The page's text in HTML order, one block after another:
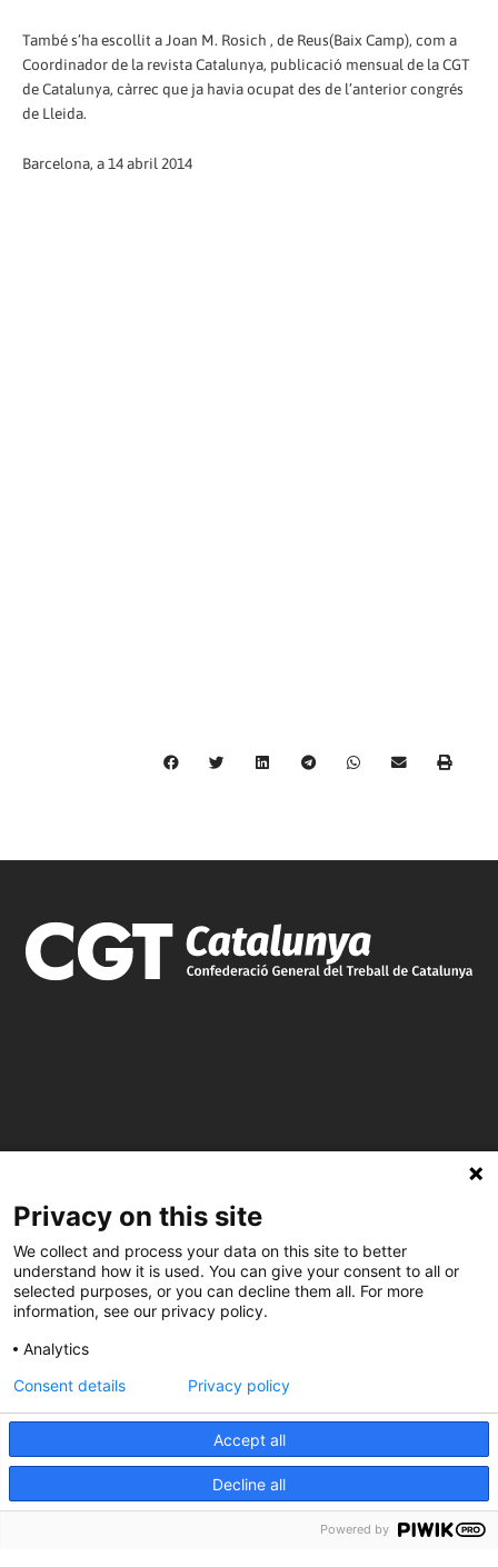
També s’ha escollit a Joan M. Rosich , de Reus(Baix Camp), com a
Coordinador de la revista Catalunya, publicació mensual de la CGT
de Catalunya, càrrec que ja havia ocupat des de l’anterior congrés
de Lleida.
Barcelona, a 14 abril 2014
C/ Burgos 59, Baixos – 08014 Barcelona
spccc@spcgtcatalunya.cat
@CGTCatalunya
Privacy on this site
We collect and process your data on this site to better
understand how it is used. You can give your consent to all or
selected purposes, or you can decline them all. For more
information, see our privacy policy.
Analytics
Accept all
Decline all
Consent details Privacy policy
Powered by